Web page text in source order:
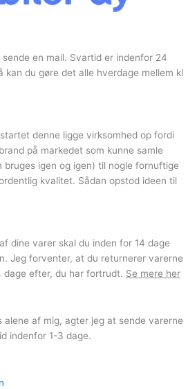
en mail. Svartid er indenfor 24
kan du gøre det alle hverdage mellem kl
denne ligge virksomhed op fordi
på markedet som kunne samle
bruges igen og igen) til nogle fornuftige
kvalitet. Sådan opstod ideen til
dine varer skal du inden for 14 dage
Jeg forventer, at du returnerer varerne
dage efter, du har fortrudt. Se mere her
alene af mig, agter jeg at sende varerne
indenfor 1-3 dage.